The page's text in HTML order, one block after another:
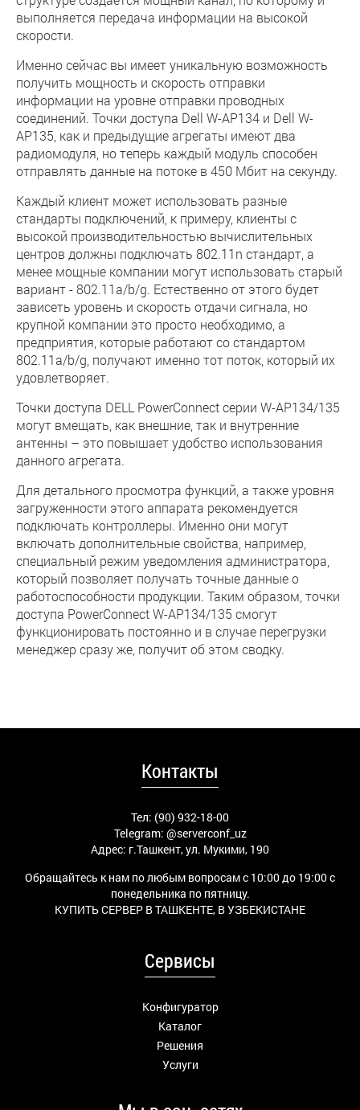
выполняется передача информации на высокой
скорости.
Именно сейчас вы имеет уникальную возможность
получить мощность и скорость отправки
информации на уровне отправки проводных
соединений. Точки доступа Dell W-AP134 и Dell W-
AP135, как и предыдущие агрегаты имеют два
радиомодуля, но теперь каждый модуль способен
отправлять данные на потоке в 450 Мбит на секунду.
Каждый клиент может использовать разные
стандарты подключений, к примеру, клиенты с
высокой производительностью вычислительных
центров должны подключать 802.11n стандарт, а
менее мощные компании могут использовать старый
вариант - 802.11a/b/g. Естественно от этого будет
зависеть уровень и скорость отдачи сигнала, но
крупной компании это просто необходимо, а
предприятия, которые работают со стандартом
802.11a/b/g, получают именно тот поток, который их
удовлетворяет.
Точки доступа DELL PowerConnect серии W-AP134/135
могут вмещать, как внешние, так и внутренние
антенны – это повышает удобство использования
данного агрегата.
Для детального просмотра функций, а также уровня
загруженности этого аппарата рекомендуется
подключать контроллеры. Именно они могут
включать дополнительные свойства, например,
специальный режим уведомления администратора,
который позволяет получать точные данные о
работоспособности продукции. Таким образом, точки
доступа PowerConnect W-AP134/135 смогут
функционировать постоянно и в случае перегрузки
менеджер сразу же, получит об этом сводку.
Контакты
Тел: (90) 932-18-00
Telegram: @serverconf_uz
Адрес: г.Ташкент, ул. Мукими, 190
Обращайтесь к нам по любым вопросам с 10:00 до 19:00 с
понедельника по пятницу.
КУПИТЬ СЕРВЕР В ТАШКЕНТЕ, В УЗБЕКИСТАНЕ
Сервисы
Конфигуратор
Каталог
Решения
Услуги